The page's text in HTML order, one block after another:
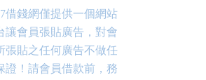
借錢網僅提供一個網站
讓會員張貼廣告，對會
張貼之任何廣告不做任
證！請會員借款前，務